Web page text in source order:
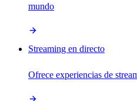
mundo
Streaming en directo
Ofrece experiencias de